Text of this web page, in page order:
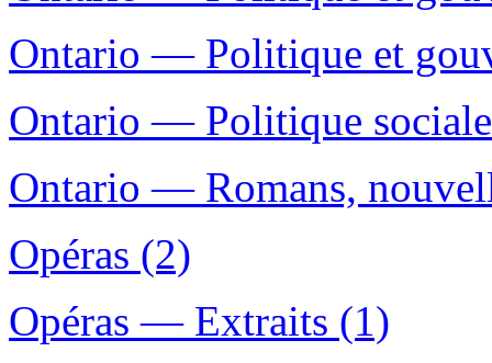
Ontario — Politique et
Ontario — Politique
Ontario — Romans,
Opéras (2)
Opéras — Extraits (1)